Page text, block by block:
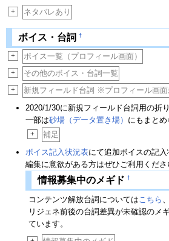
+ ネタバレあり
ボイス・台詞 †
+ ボイス一覧（プロフィール画面）
+ その他のボイス・台詞一覧
+
新規フィールド台詞 ※プロフィール画
2020/1/30に新規フィールド台詞用の折
一部は砂場（データ置き場） にもまとめ
+
補足
ボイス記入状況表にて追加ボイスの記入
編集に意欲がある方はぜひご利用くださ
情報募集中のメギド †
コンテンツ解放台詞についてはこちら 、
リジェネ前後の台詞差異が未確認のメ
ています。